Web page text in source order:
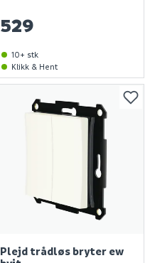
529
10+ stk
Klikk & Hent
Plejd trådløs bryter ew